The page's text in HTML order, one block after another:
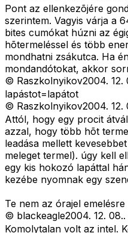
Pont az ellenkezõjére
szerintem. Vagyis várja a
bites cumókat húzni az
hõtermeléssel és több
mondhatni zsákutca. Ha
mondandótokat, akkor
© Raszkolnyikov2004. 12.
lapástot=lapátot
© Raszkolnyikov2004. 12.
Attól, hogy egy procit
azzal, hogy több hõt
leadása mellett
meleget termel). úgy kell
egy kis hokozó lapáttal
kezébe nyomnak egy
Te nem az órajel
© blackeagle2004. 12. 08..
Komolytalan volt az intel.